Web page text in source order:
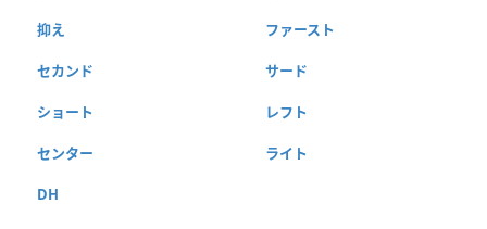
抑え ファースト
セカンド サード
ショート レフト
センター ライト
DH